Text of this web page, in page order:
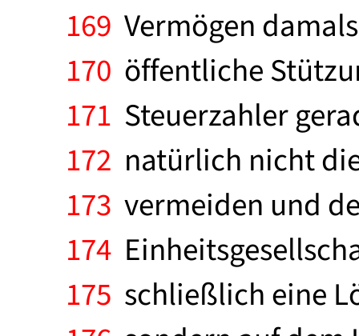
169 Vermögen
170 öffentliche
171 Steuerzahler
172 natürlich nicht
173 vermeiden und
174
175 schließlich eine